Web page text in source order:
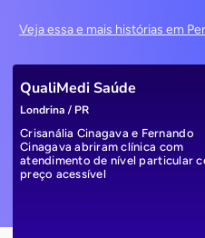
Veja essa e mais histórias em
QualiMedi Saúde
Londrina / PR
Crisanália Cinagava e Fernando
Cinagava abriram clínica com
atendimento de nível particular
preço acessível